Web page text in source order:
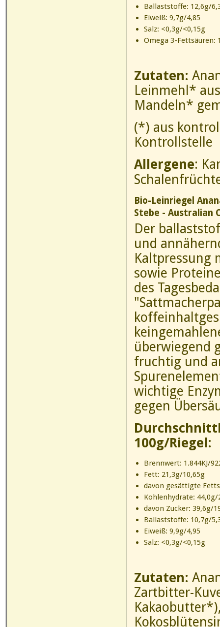
Ballaststoffe: 12,6g/
Eiweiß: 9,7g/4,85
Salz: <0,3g/<0,15g
Omega 3-Fettsäuren:
Zutaten:
Leinmehl*
(*) aus
Kontrollstelle
Allergene:
Bio-Leinriegel
Stebe - Australian
Der
und
Kaltpressung
sowie
des
überwiegend
fruchtig und
wichtige
gegen
100g/Riegel:
Brennwert: 1.844KJ/
Fett: 21,3g/10,65g
davon gesättigte
Kohlenhydrate: 44,0g/
davon Zucker: 39,6g/
Ballaststoffe: 10,7g/
Eiweiß: 9,9g/4,95
Salz: <0,3g/<0,15g
Zutaten:
Zartbitter-